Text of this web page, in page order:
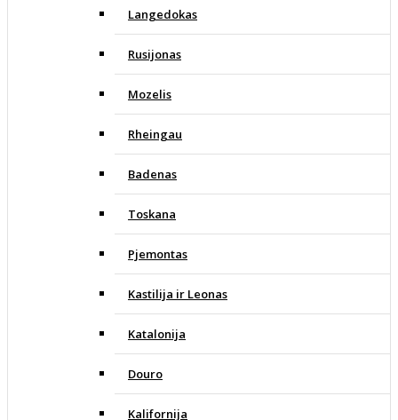
Langedokas
Rusijonas
Mozelis
Rheingau
Badenas
Toskana
Pjemontas
Kastilija ir Leonas
Katalonija
Douro
Kalifornija